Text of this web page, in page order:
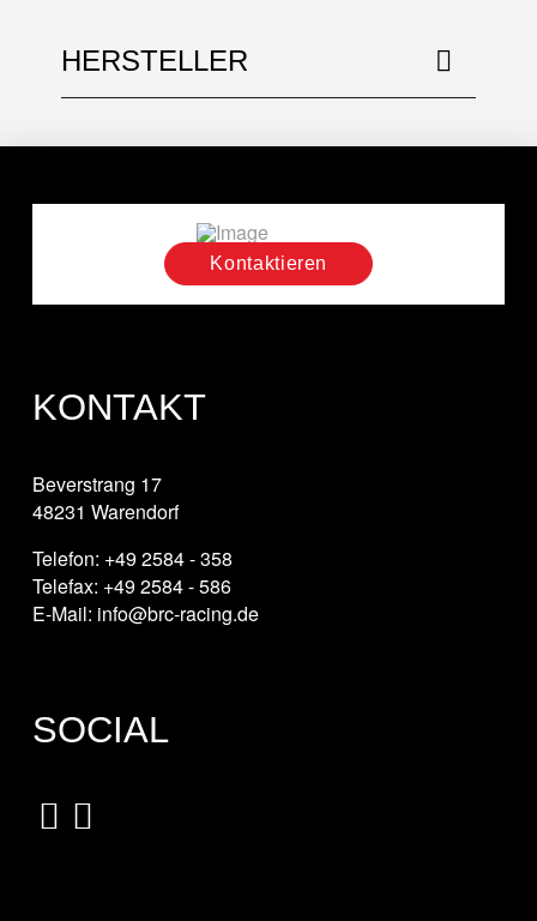
HERSTELLER
Kontaktieren
KONTAKT
Beverstrang 17
48231 Warendorf
Telefon: +49 2584 - 358
Telefax: +49 2584 - 586
E-Mail: info@brc-racing.de
SOCIAL